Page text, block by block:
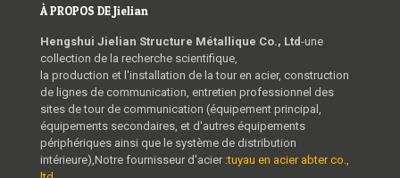
À PROPOS DE Jielian
Hengshui Jielian Structure Métallique Co., Ltd-une
collection de la recherche scientifique,
la production et l'installation de la tour en acier, construction
de lignes de communication, entretien professionnel des
sites de tour de communication (équipement principal,
équipements secondaires, et d'autres équipements
périphériques ainsi que le système de distribution
intérieure),Notre fournisseur d'acier :tuyau en acier abter co.,